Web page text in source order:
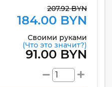
207.92 BYN
184.00 BYN
Своими руками
(Что это значит?)
91.00 BYN